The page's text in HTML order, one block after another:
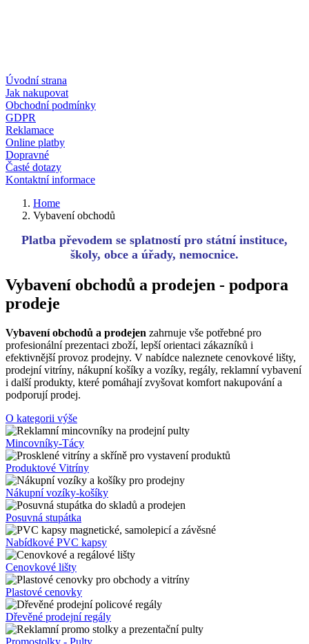
Úvodní strana
Jak nakupovat
Obchodní podmínky
GDPR
Reklamace
Online platby
Dopravné
Časté dotazy
Kontaktní informace
Home
Vybavení obchodů
Platba převodem se splatností pro státní instituce,
školy, obce a úřady, nemocnice.
Vybavení obchodů a prodejen - podpora
prodeje
Vybavení obchodů a prodejen zahrnuje vše potřebné pro
profesionální prezentaci zboží, lepší orientaci zákazníků i
efektivnější provoz prodejny. V nabídce naleznete cenovkové lišty,
prodejní vitríny, nákupní košíky a vozíky, regály, reklamní vybavení
i další produkty, které pomáhají zvyšovat komfort nakupování a
podporují prodej.
O kategorii výše
Mincovníky-Tácy
Produktové Vitríny
Nákupní vozíky-košíky
Posuvná stupátka
Nabídkové PVC kapsy
Cenovkové lišty
Plastové cenovky
Dřevěné prodejní regály
Promostolky - Pulty